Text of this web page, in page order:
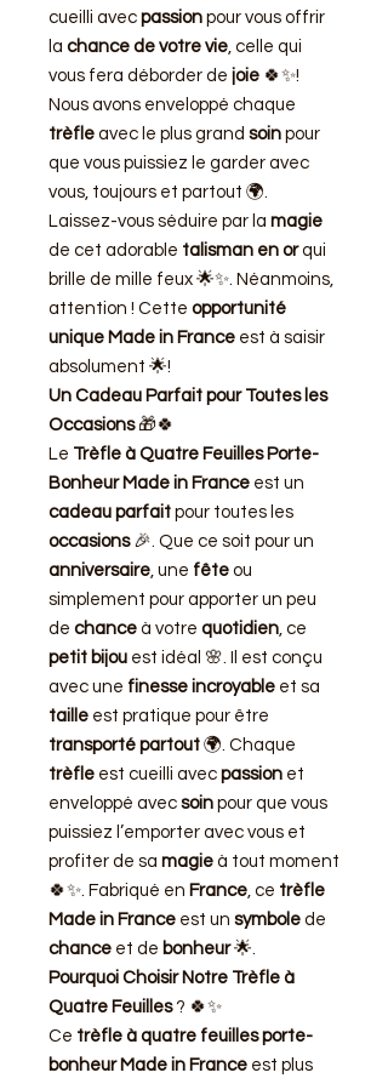
cueilli avec passion pour vous offrir
la chance de votre vie, celle qui
vous fera déborder de joie 🍀✨!
Nous avons enveloppé chaque
trèfle avec le plus grand soin pour
que vous puissiez le garder avec
vous, toujours et partout 🌍.
Laissez-vous séduire par la magie
de cet adorable talisman en orqui
brille de mille feux 🌟✨. Néanmoins,
attention ! Cette opportunité
unique Made in France est à saisir
absolument 🌟!
Un Cadeau Parfait pour Toutes les
Occasions🎁🍀
Le Trèfle à Quatre Feuilles Porte-
Bonheur Made in France est un
cadeau parfait pour toutes les
occasions🎉. Que ce soit pour un
anniversaire, une fête ou
simplement pour apporter un peu
de chance à votre quotidien, ce
petit bijou est idéal 🌸. Il est conçu
avec une finesse incroyable et sa
taille est pratique pour être
transporté partout 🌍. Chaque
trèfle est cueilli avec passion et
enveloppé avec soin pour que vous
puissiez l’emporter avec vous et
profiter de sa magie à tout moment
🍀✨. Fabriqué en France, ce trèfle
Made in France est un symbole de
chance et de bonheur🌟.
Pourquoi Choisir Notre Trèfle à
Quatre Feuilles? 🍀✨
Ce trèfle à quatre feuilles porte-
bonheur Made in France est plus